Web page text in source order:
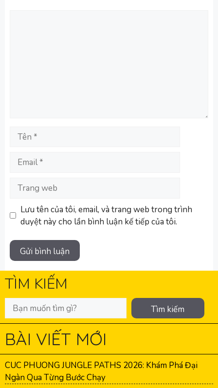
Tên
Email
Trang
Lưu tên của tôi, email, và trang web trong trình
duyệt này cho lần bình luận kế tiếp của tôi.
TÌM KIẾM
Tìm kiếm
BÀI VIẾT MỚI
CUC PHUONG JUNGLE PATHS 2026: Khám Phá Đại
Ngàn Qua Từng Bước Chạy